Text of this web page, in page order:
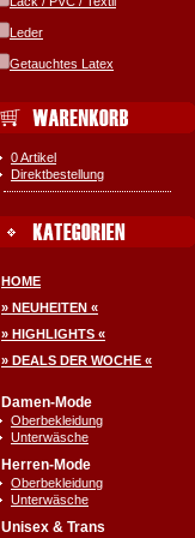
Leder
Getauchtes Latex
0 Artikel
Direktbestellung
HOME
» NEUHEITEN «
» HIGHLIGHTS «
» DEALS DER WOCHE «
Damen-Mode
Oberbekleidung
Unterwäsche
Herren-Mode
Oberbekleidung
Unterwäsche
Unisex & Trans